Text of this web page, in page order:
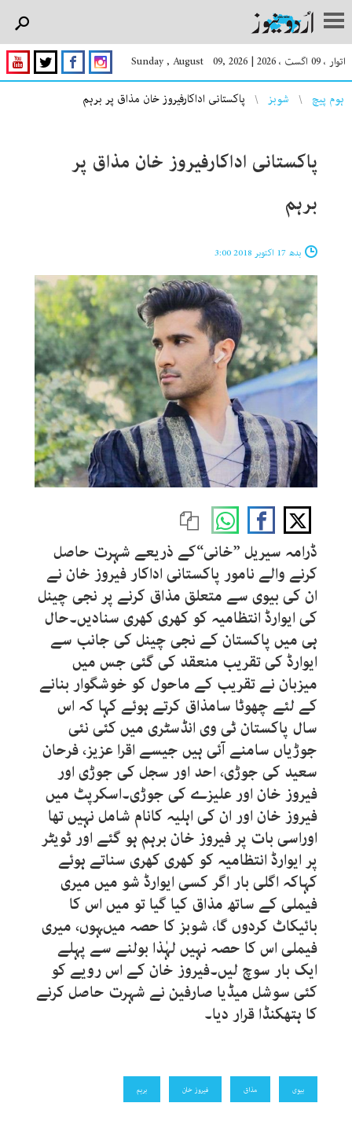
اتوار ، 09 اگست ، 2026 |
Sunday , August 09, 2026
You are here
ہوم پیچ شوبز پاکستانی اداکارفیروز خان مذاق پر برہم
پاکستانی اداکارفیروز خان مذاق پر
برہم
بدھ 17 اکتوبر 2018 3:00
ڈرامہ سیریل ”خانی“کے ذریعے شہرت حاصل
کرنے والے نامور پاکستانی اداکار فیروز خان نے
ان کی بیوی سے متعلق مذاق کرنے پر نجی چینل
کی ایوارڈ انتظامیہ کو کھری کھری سنادیں۔حال
ہی میں پاکستان کے نجی چینل کی جانب سے
ایوارڈ کی تقریب منعقد کی گئی جس میں
میزبان نے تقریب کے ماحول کو خوشگوار بنانے
کے لئے چھوٹا سامذاق کرتے ہوئے کہا کہ اس
سال پاکستان ٹی وی انڈسٹری میں کئی نئی
جوڑیاں سامنے آئی ہیں جیسے اقرا عزیز، فرحان
سعید کی جوڑی، احد اور سجل کی جوڑی اور
فیروز خان اور علیزے کی جوڑی۔اسکرپٹ میں
فیروز خان اور ان کی اہلیہ کانام شامل نہیں تھا
اوراسی بات پر فیروز خان برہم ہو گئے اور ٹویٹر
پر ایوارڈ انتظامیہ کو کھری کھری سناتے ہوئے
کہاکہ اگلی بار اگر کسی ایوارڈ شو میں میری
فیملی کے ساتھ مذاق کیا گیا تو میں اس کا
بائیکاٹ کردوں گا، شوبز کا حصہ میںہوں، میری
فیملی اس کا حصہ نہیں لہٰذا بولنے سے پہلے
ایک بار سوچ لیں۔فیروز خان کے اس رویے کو
کئی سوشل میڈیا صارفین نے شہرت حاصل کرنے
کا ہتھکنڈا قرار دیا۔
بیوی مذاق فیروز خان برہم